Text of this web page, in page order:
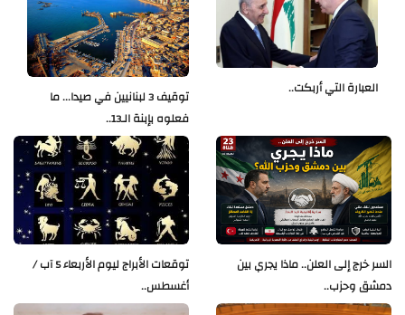
توقيف 3 لبنانيين في صيدا... ما
فعلوه بإبنة الـ13..
العبارة التي أربكت..
توقعات الأبراج ليوم الأربعاء 5 آب /
أغسطس..
السر خرج إلى العلن.. ماذا يجري بين
دمشق وحزب..